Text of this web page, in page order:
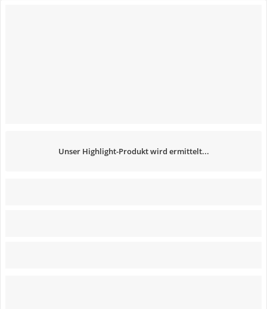
Unser Highlight-Produkt wird ermittelt...